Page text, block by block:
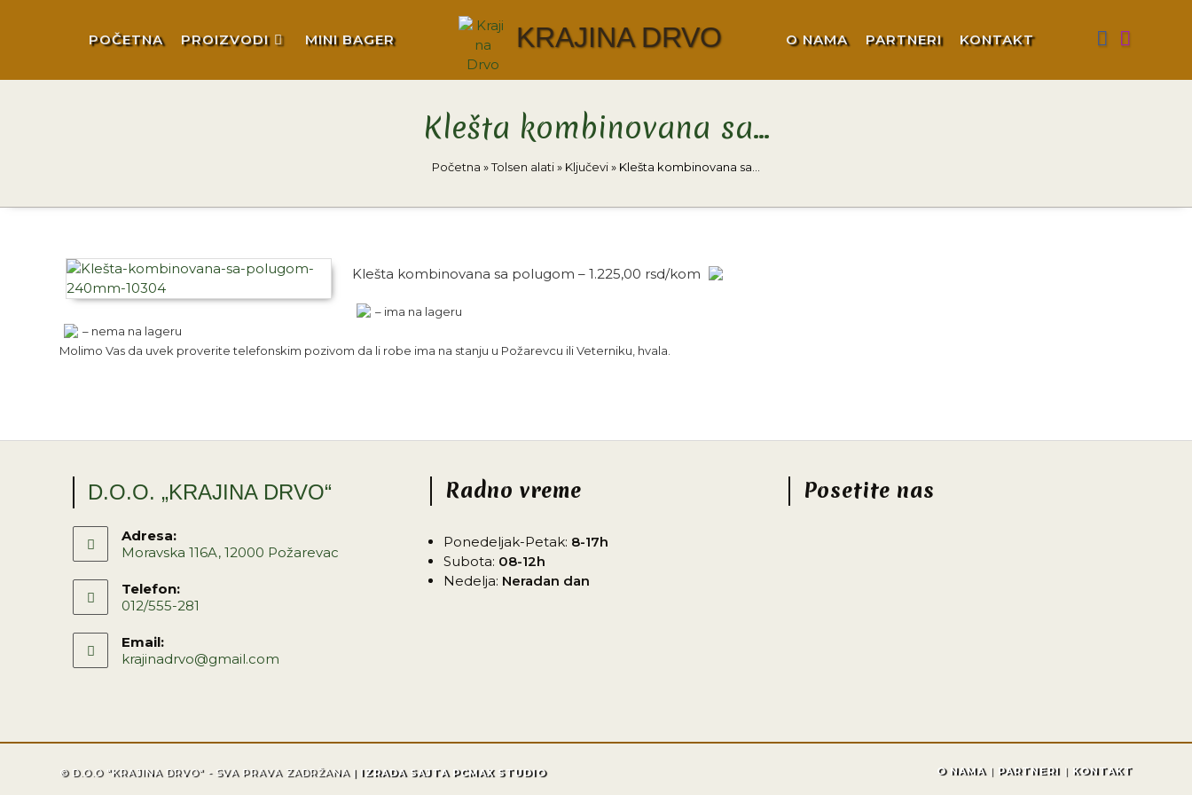
POČETNA PROIZVODI MINI BAGER KRAJINA DRVO O NAMA PARTNERI KONTAKT
Klešta kombinovana sa…
Početna »Tolsen alati» Ključevi» Klešta kombinovana sa…
Klešta kombinovana sa polugom – 1.225,00 rsd/kom
– ima na lageru
– nema na lageru
Molimo Vas da uvek proverite telefonskim pozivom da li robe ima na stanju u Požarevcu ili Veterniku, hvala.
D.O.O. „KRAJINA DRVO“
Adresa:
Moravska 116A, 12000 Požarevac
Telefon:
012/555-281
Email:
krajinadrvo@gmail.com
Radno vreme
Ponedeljak-Petak: 8-17h
Subota: 08-12h
Nedelja: Neradan dan
Posetite nas
O NAMA PARTNERI KONTAKT
© D.O.O "KRAJINA DRVO" - SVA PRAVA ZADRŽANA | IZRADA SAJTA PCMAX STUDIO